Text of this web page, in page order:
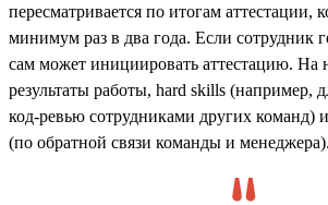
пересматривается по итогам аттестации,
минимум раз в два года. Если сотрудник
сам может инициировать аттестацию. На
результаты работы, hard skills (например,
код-ревью сотрудниками других команд)
(по обратной связи команды и менеджера).